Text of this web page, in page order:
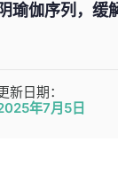
阴瑜伽序列，缓
新日期：
年7月5日